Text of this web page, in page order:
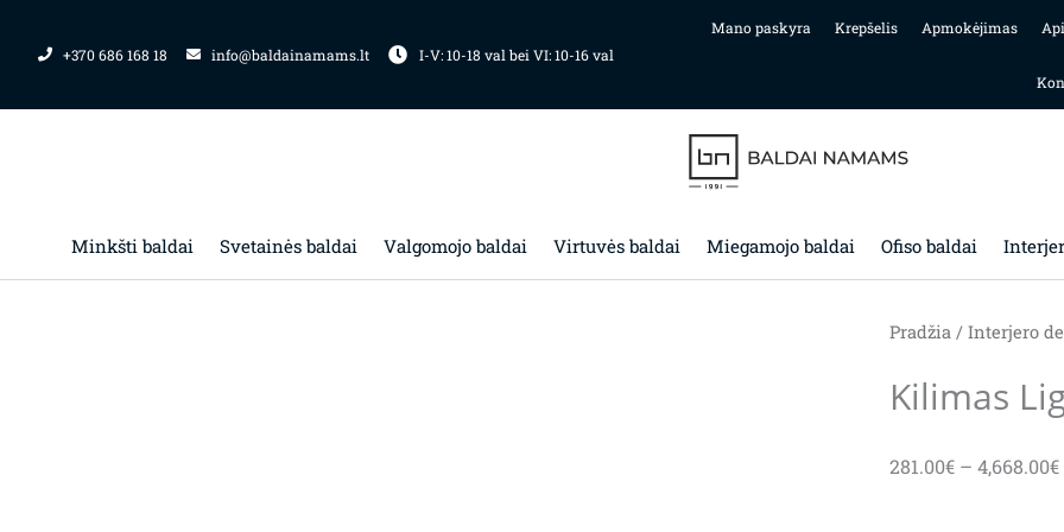
+370 686 168 18 info@baldainamams.lt I-V: 10-18 val bei VI: 10-16 val
Mano paskyra Krepšelis Apmokėjimas
Minkšti baldai Svetainės baldai Valgomojo baldai Virtuvės baldai Miegamojo baldai Ofiso baldai
Pradžia/ Interjero
Kilimas
281.00€ – 4,668.00€